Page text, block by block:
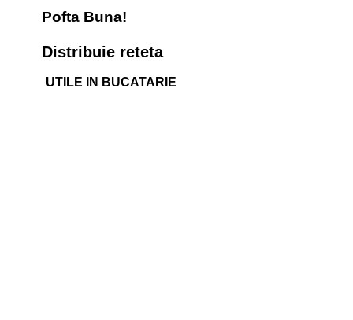
Pofta Buna!
Distribuie reteta
UTILE IN BUCATARIE